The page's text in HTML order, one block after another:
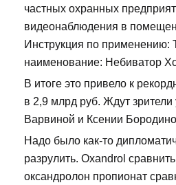
частных охранных
видеонаблюдения в
Инструкция по применению:
наименование: Небиватор
В итоге это привело к
в 2,9 млрд руб. Ждут
Варвиной и Ксении
Надо было как-то
разрулить. Oxandrol
оксандролон пропионат